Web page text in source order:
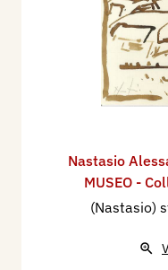
Nastasio
MUSEO -
(Nastasio)